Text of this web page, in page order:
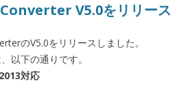
V5.0をリリース
のV5.0をリリースしました。
以下の通りです。
対応